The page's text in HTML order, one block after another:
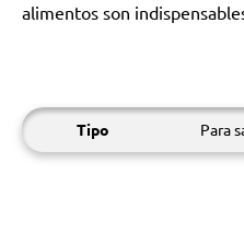
alimentos son
Tipo Para